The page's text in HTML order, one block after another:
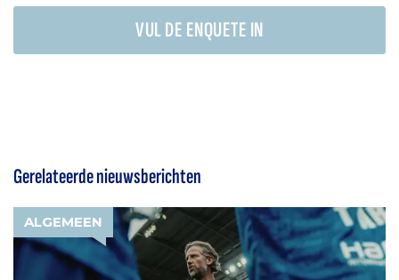
VUL DE ENQUETE IN
Gerelateerde nieuwsberichten
ALGEMEEN